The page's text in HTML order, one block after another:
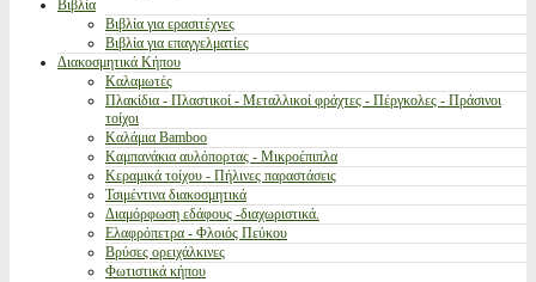
Βιβλία
Βιβλία για ερασιτέχνες
Βιβλία για επαγγελματίες
Διακοσμητικά Κήπου
Καλαμωτές
Πλακίδια - Πλαστικοί - Μεταλλικοί φράχτες - Πέργκολες - Πράσινοι
τοίχοι
Καλάμια Bamboo
Καμπανάκια αυλόπορτας - Μικροέπιπλα
Κεραμικά τοίχου - Πήλινες παραστάσεις
Τσιμέντινα διακοσμητικά
Διαμόρφωση εδάφους -διαχωριστικά.
Ελαφρόπετρα - Φλοιός Πεύκου
Βρύσες ορειχάλκινες
Φωτιστικά κήπου